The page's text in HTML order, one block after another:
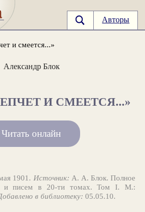
Авторы
и смеется...»
Александр Блок
И СМЕЕТСЯ...»
Читать онлайн
1901. Источник: А. А. Блок. Полное
и писем в 20-ти томах. Том I. М.:
в библиотеку: 05.05.10.